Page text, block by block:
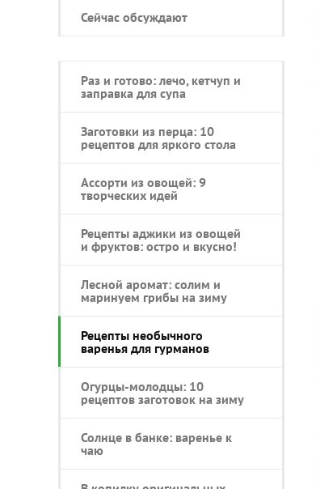
Сейчас обсуждают
Раз и готово: лечо, кетчуп и
заправка для супа
Заготовки из перца: 10
рецептов для яркого стола
Ассорти из овощей: 9
творческих идей
Рецепты аджики из овощей
и фруктов: остро и вкусно!
Лесной аромат: солим и
маринуем грибы на зиму
Рецепты необычного
варенья для гурманов
Огурцы-молодцы: 10
рецептов заготовок на зиму
Солнце в банке: варенье к
чаю